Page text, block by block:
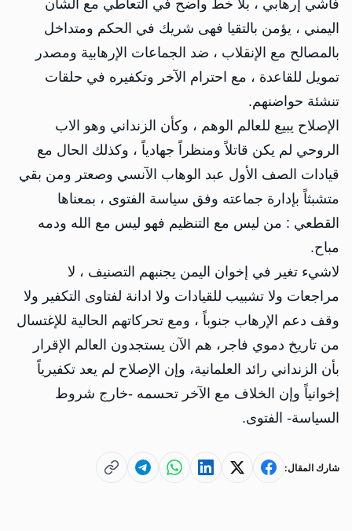
فاشي إرهابي ، بلا خط واضح في التعاطي مع الشأن
اليمني ، يؤمن بالتقيا فهى شريك في الحكم ومتداخل
بالمصالح مع الإنقلاب ، ضد الجماعات الإرهابية ومصدر
تمويل للقاعدة ، مع احترام الآخر وتكفيره في حلقات
تنشئة حواضنهم.
الإصلاح يبيع للعالم الوهم ، وكأن الزنداني وهو الاب
الروحي لم يكن قاتلاً ومنظراً جهادياً ، وكذلك الحال مع
قيادات الصف الأول عبد الوهاب الآنسي وصعتر ومن بقي
متشبثاً بإدارة جماعته وفق سياسة الفتوى ، بمعناها
القطعي : من ليس مع التنظيم فهو ليس مع الله ودمه
مباح.
لاشيء تغير في إخوان اليمن يجنبهم التصنيف ، لا
مراجعات ولا تشبيب للقيادات ولا ادانة لفتاوى التكفير ولا
وقف دعم الإرهاب جنوباً ، ومع تحركاتهم الحالية للإغتسال
من تاريخ دموي فاجر، هم الآن يستجدون العالم الإقرار
بأن الزنداني رائد العلمانية، وإن الإصلاح لم يعد تكفيرياً
إخوانياً وإن الخلاف مع الآخر تحسمه -خارج شروط
السياسة- الفتوى.
شارك المقال: